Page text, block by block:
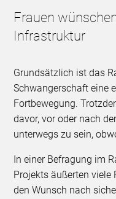
Frauen
Infrastruktur
Grundsätzlich ist das
Schwangerschaft eine
Fortbewegung.
davor, vor oder nach
unterwegs zu sein,
In einer Befragung im
Projekts äußerten viele
den Wunsch nach